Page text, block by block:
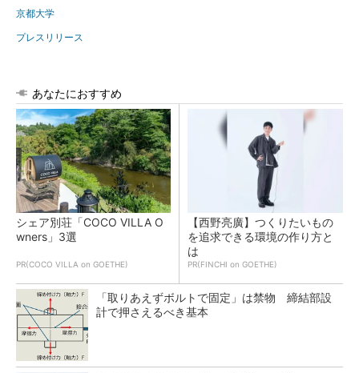
京都大学
プレスリリース
あなたにおすすめ
シェア別荘「COCO VILLA O
wners」3選
PR(COCO VILLA on GOETHE)
【西野亮廣】つくりたいもの
を追求できる環境の作り方と
は
PR(FINCHI on GOETHE)
「取りあえずボルトで固定」は禁物 締結部設
計で押さえるべき基本